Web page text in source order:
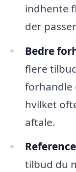
indhente
der
Bedre
flere
forhandle
hvilket
aftale.
tilbud du